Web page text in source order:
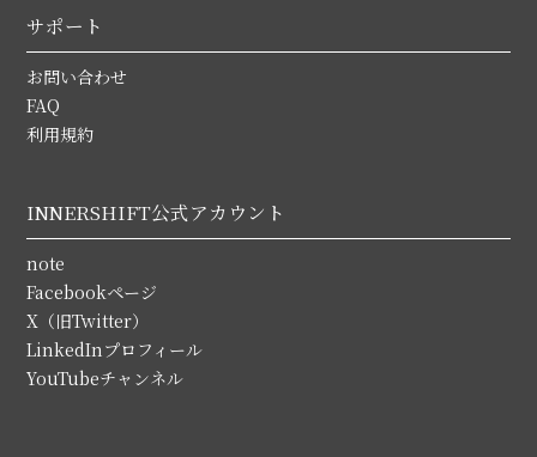
サポート
お問い合わせ
FAQ
利用規約
INNERSHIFT公式アカウント
note
Facebookページ
X（旧Twitter）
LinkedInプロフィール
YouTubeチャンネル